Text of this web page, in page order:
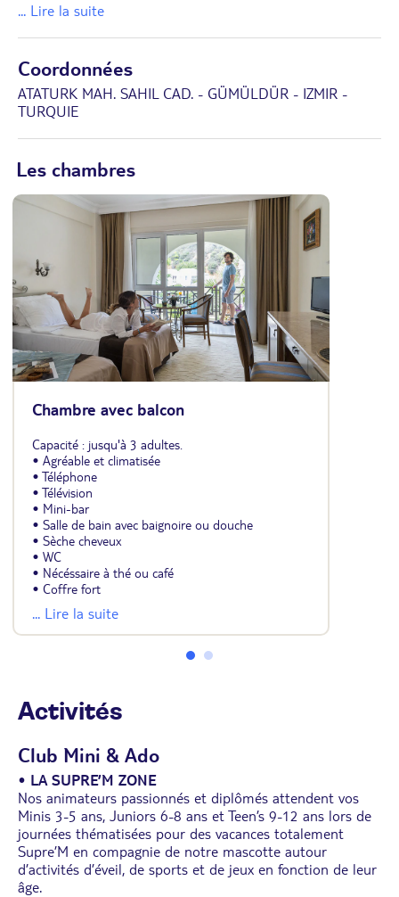
... Lire la suite
Coordonnées
ATATURK MAH. SAHIL CAD. - GÜMÜLDÜR - IZMIR -
TURQUIE
Les chambres
Chambre avec balcon
Capacité : jusqu'à 3 adultes.
• Agréable et climatisée
• Téléphone
• Télévision
• Mini-bar
• Salle de bain avec baignoire ou douche
• Sèche cheveux
• WC
• Nécéssaire à thé ou café
• Coffre fort
• Balcon
• 1 lit double ou 2 lits jumeaux et 1 lit d'appoint
... Lire la suite
Activités
Club Mini & Ado
• LA SUPRE’M ZONE
Nos animateurs passionnés et diplômés attendent vos
Minis 3-5 ans, Juniors 6-8 ans et Teen’s 9-12 ans lors de
journées thématisées pour des vacances totalement
Supre’M en compagnie de notre mascotte autour
d’activités d’éveil, de sports et de jeux en fonction de leur
âge.